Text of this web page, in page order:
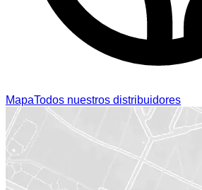
MapaTodos nuestros distribuidores